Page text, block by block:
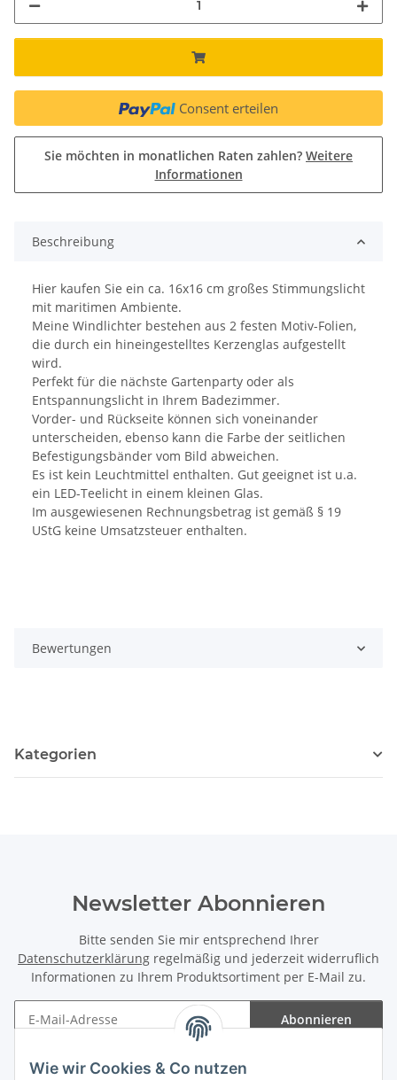
Wie wir Cookies & Co nutzen
Consent erteilen
Sie möchten in monatlichen Raten zahlen? Weitere
Informationen
Beschreibung
Hier kaufen Sie ein ca. 16x16 cm großes Stimmungslicht
mit maritimen Ambiente.
Meine Windlichter bestehen aus 2 festen Motiv-Folien,
die durch ein hineingestelltes Kerzenglas aufgestellt
wird.
Perfekt für die nächste Gartenparty oder als
Entspannungslicht in Ihrem Badezimmer.
Vorder- und Rückseite können sich voneinander
unterscheiden, ebenso kann die Farbe der seitlichen
Befestigungsbänder vom Bild abweichen.
Es ist kein Leuchtmittel enthalten. Gut geeignet ist u.a.
ein LED-Teelicht in einem kleinen Glas.
Im ausgewiesenen Rechnungsbetrag ist gemäß § 19
UStG keine Umsatzsteuer enthalten.
Bewertungen
Kategorien
Newsletter Abonnieren
Bitte senden Sie mir entsprechend Ihrer
Datenschutzerklärung regelmäßig und jederzeit widerruflich
Informationen zu Ihrem Produktsortiment per E-Mail zu.
Abonnieren